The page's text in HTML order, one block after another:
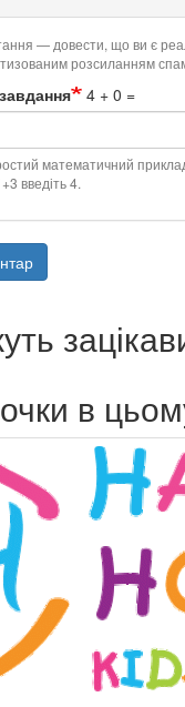
— довести, що ви є
розсиланням
4 + 0 =
математичний приклад
введіть 4.
в